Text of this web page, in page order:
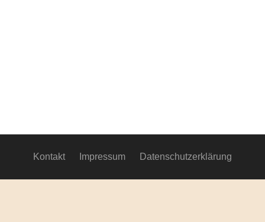
Kontakt Impressum Datenschutzerklärung